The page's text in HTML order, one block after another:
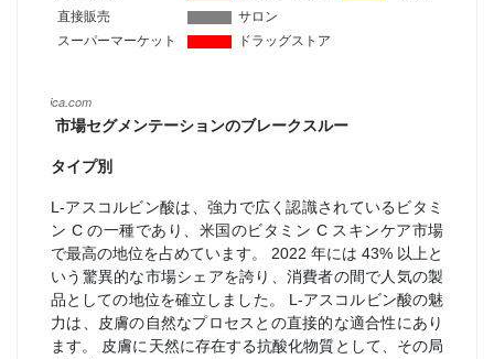
市場セグメンテーションのブレークスルー
タイプ別
L-アスコルビン酸は、強力で広く認識されているビタミ
ン C の一種であり、米国のビタミン C スキンケア市場
で最高の地位を占めています。 2022 年には 43% 以上と
いう驚異的な市場シェアを誇り、消費者の間で人気の製
品としての地位を確立しました。 L-アスコルビン酸の魅
力は、皮膚の自然なプロセスとの直接的な適合性にあり
ます。 皮膚に天然に存在する抗酸化物質として、その局